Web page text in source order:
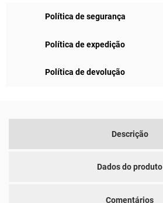
Política de segurança
Política de expedição
Política de devolução
Descrição
Dados do produto
Comentários